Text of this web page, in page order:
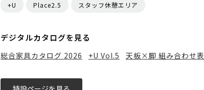
+U Place2.5 スタッフ休憩エリア
デジタルカタログを見る
総合家具カタログ 2026 +U Vol.5 天板×脚 組み合わせ表